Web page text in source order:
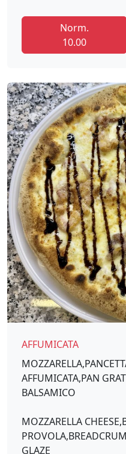
Norm.
10.00
AFFUMICATA
AFFUMICATA,PAN
BALSAMICO
MOZZARELLA
GLAZE